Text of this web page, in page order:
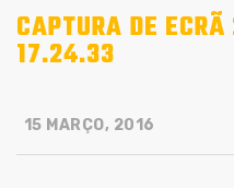
CAPTURA DE
17.24.33
15 MARÇO, 2016